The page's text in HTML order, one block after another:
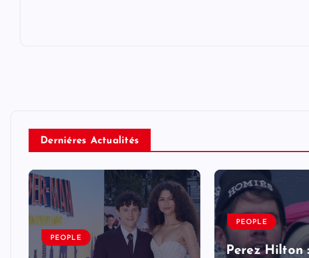
Derniéres Actualités
PEOPLE
PEOPLE
Perez Hilton